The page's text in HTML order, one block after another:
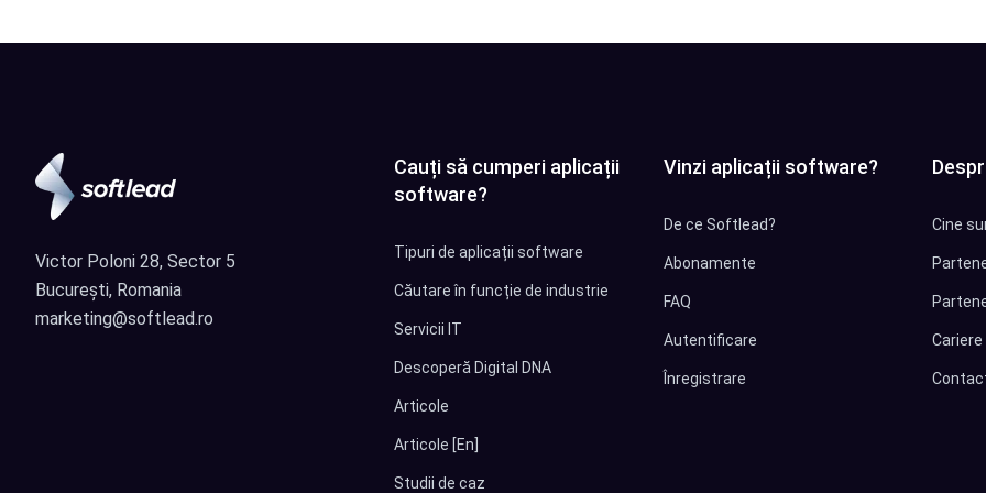
Victor Poloni 28, Sector 5
București, Romania
marketing@softlead.ro
Cauți să cumperi aplicații
software?
Tipuri de aplicații software
Căutare în funcție de industrie
Servicii IT
Descoperă Digital DNA
Articole
Articole [En]
Studii de caz
Vinzi aplicații software?
De ce Softlead?
Abonamente
FAQ
Autentificare
Înregistrare
Cine
Cariere